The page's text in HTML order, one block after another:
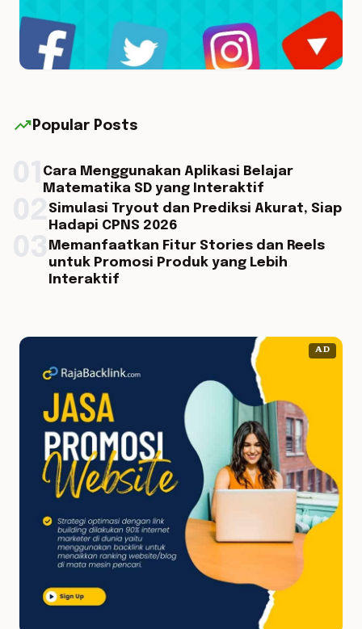
trending_up Popular Posts
Cara Menggunakan Aplikasi Belajar
Matematika SD yang Interaktif
Simulasi Tryout dan Prediksi Akurat, Siap
Hadapi CPNS 2026
Memanfaatkan Fitur Stories dan Reels
untuk Promosi Produk yang Lebih
Interaktif
AD